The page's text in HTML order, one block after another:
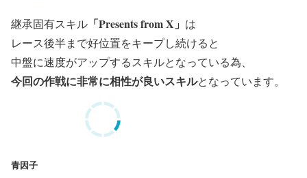
継承固有スキル 「Presents from X」 は
レース後半まで好位置をキープし続けると
中盤に速度がアップするスキルとなっている為、
今回の作戦に非常に相性が良いスキルとなっています。
青因子